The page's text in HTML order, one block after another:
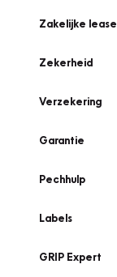
Zakelijke lease
Zekerheid
Verzekering
Garantie
Pechhulp
Labels
GRIP Expert